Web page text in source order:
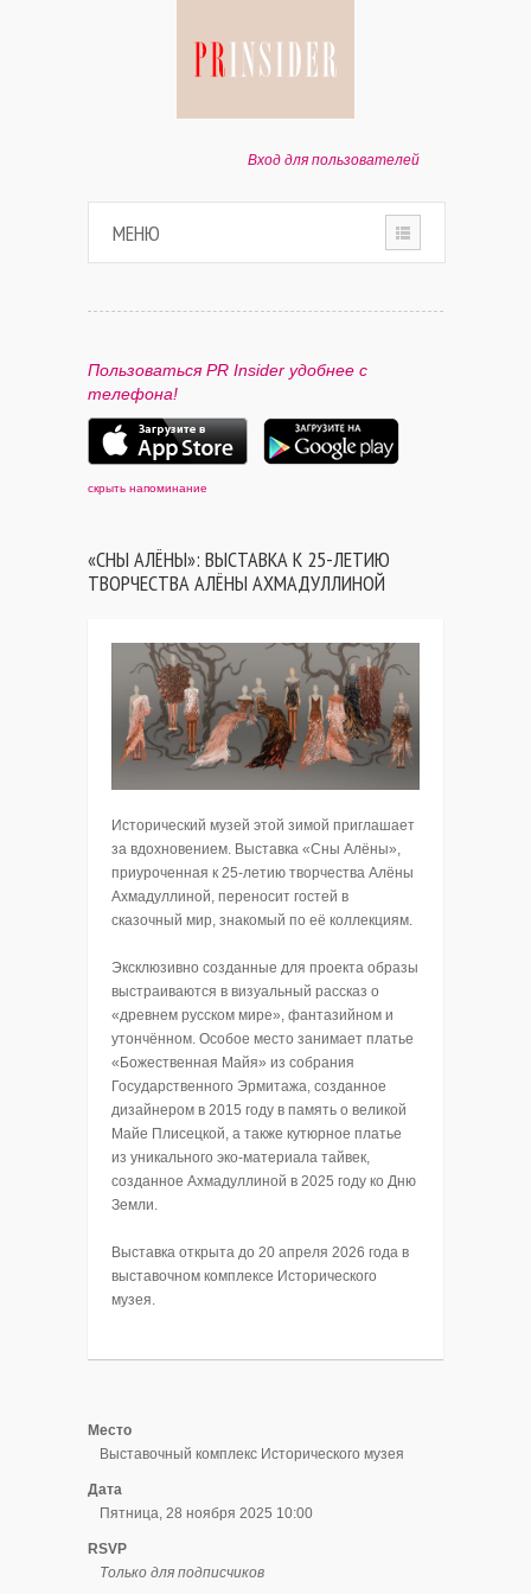
Вход для пользователей
МЕНЮ
ПАРТНЕРАМ
КОНТАКТЫ
Пользоваться PR Insider удобнее с
телефона!
скрыть напоминание
«СНЫ АЛЁНЫ»: ВЫСТАВКА К 25-ЛЕТИЮ
ТВОРЧЕСТВА АЛЁНЫ АХМАДУЛЛИНОЙ
Исторический музей этой зимой приглашает
за вдохновением. Выставка «Сны Алёны»,
приуроченная к 25-летию творчества Алёны
Ахмадуллиной, переносит гостей в
сказочный мир, знакомый по её коллекциям.
Эксклюзивно созданные для проекта образы
выстраиваются в визуальный рассказ о
«древнем русском мире», фантазийном и
утончённом. Особое место занимает платье
«Божественная Майя» из собрания
Государственного Эрмитажа, созданное
дизайнером в 2015 году в память о великой
Майе Плисецкой, а также кутюрное платье
из уникального эко-материала тайвек,
созданное Ахмадуллиной в 2025 году ко Дню
Земли.
Выставка открыта до 20 апреля 2026 года в
выставочном комплексе Исторического
музея.
Место
Выставочный комплекс Исторического музея
Дата
Пятница, 28 ноября 2025 10:00
RSVP
Только для подписчиков